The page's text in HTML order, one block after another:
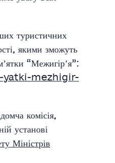
туристичних
якими зможуть
“Межигірʼя”:
yatki-mezhigir-
комісія,
установі
Міністрів